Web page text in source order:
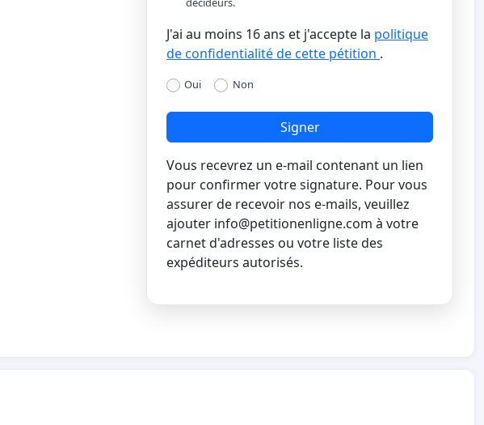
J'ai au moins 16 ans et j'accepte la politique
de confidentialité de cette pétition .
Oui Non
Signer
Vous recevrez un e-mail contenant un lien
pour confirmer votre signature. Pour vous
assurer de recevoir nos e-mails, veuillez
ajouter info@petitionenligne.com à votre
carnet d'adresses ou votre liste des
expéditeurs autorisés.